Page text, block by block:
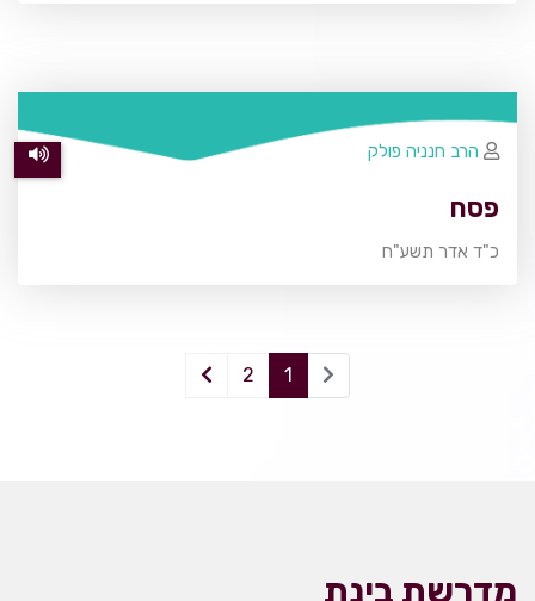
פסח
כ"ד אדר תשע"ח
הרב חנניה פולק
1
2
מדרשת בינת